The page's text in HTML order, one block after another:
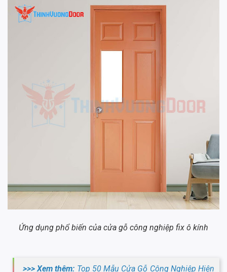
Ứng dụng phổ biến của cửa gỗ công nghiệp fix ô kính
>>> Xem thêm: Top 50 Mẫu Cửa Gỗ Công Nghiệp Hiện